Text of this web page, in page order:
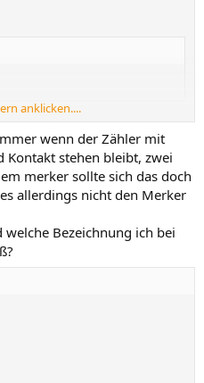
Script einen Merker setzt um ein
anklicken....
wenn der Zähler mit
Kontakt stehen bleibt, zwei
merker sollte sich das doch
allerdings nicht den Merker
Bezeichnung ich bei